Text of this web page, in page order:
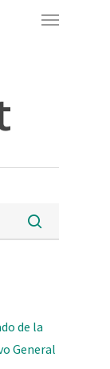
Menu
de la
General